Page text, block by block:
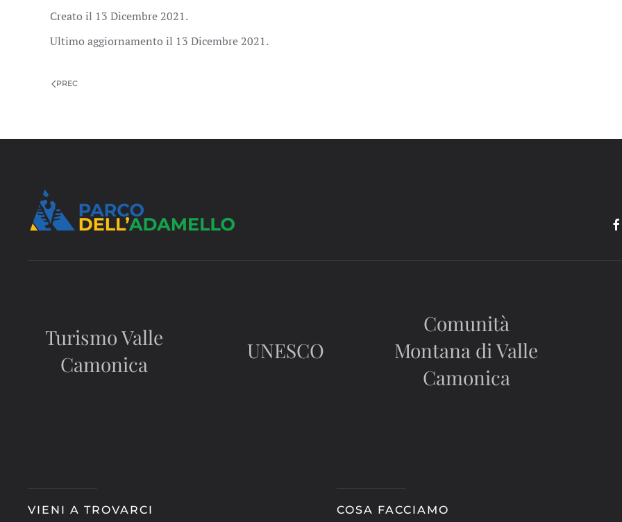
Creato il 13 Dicembre 2021.
Ultimo aggiornamento il 13 Dicembre 2021.
PREC
Turismo Valle
Camonica
UNESCO
Comunità
Montana di Valle
Camonica
VIENI A TROVARCI COSA FACCIAMO